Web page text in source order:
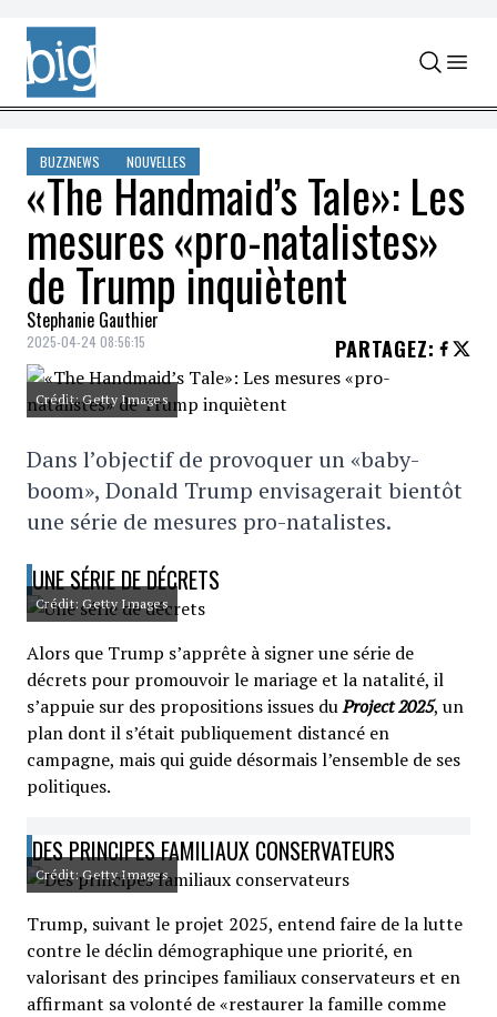
Skip to content
BUZZNEWS NOUVELLES
«The Handmaid’s Tale»: Les
mesures «pro-natalistes»
de Trump inquiètent
Stephanie Gauthier
2025-04-24 08:56:15 PARTAGEZ:
Crédit: Getty Images
Dans l’objectif de provoquer un «baby-
boom», Donald Trump envisagerait bientôt
une série de mesures pro-natalistes.
UNE SÉRIE DE DÉCRETS
Crédit: Getty Images
Alors que Trump s’apprête à signer une série de
décrets pour promouvoir le mariage et la natalité, il
s’appuie sur des propositions issues duProject 2025, un
plan dont il s’était publiquement distancé en
campagne, mais qui guide désormais l’ensemble de ses
politiques.
DES PRINCIPES FAMILIAUX CONSERVATEURS
Crédit: Getty Images
Trump, suivant le projet 2025, entend faire de la lutte
contre le déclin démographique une priorité, en
valorisant des principes familiaux conservateurs et en
affirmant sa volonté de «restaurer la famille comme